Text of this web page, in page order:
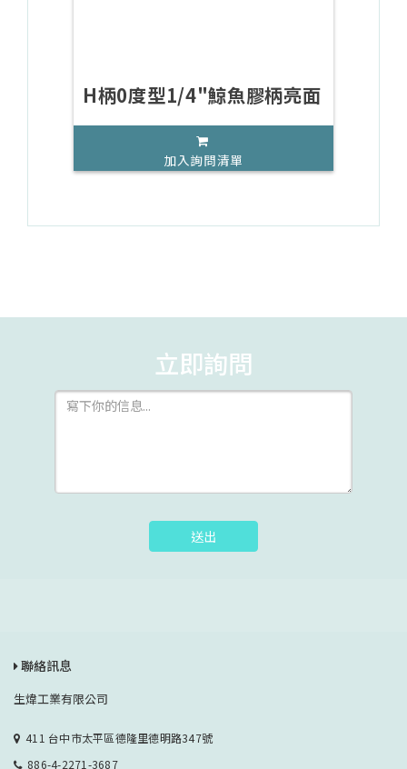
H柄0度型1/4"鯨魚膠柄亮面
加入詢問清單
立即詢問
送出
聯絡訊息
生煒工業有限公司
411 台中市太平區德隆里德明路347號
886-4-2271-3687